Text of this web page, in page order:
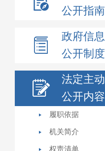
公开指南
政府信息
公开制度
法定主动
公开内容
履职依据
机关简介
权责清单